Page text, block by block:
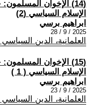
(14) الإخوان
الإسلام السياسي (2)
ابراهيم برسي
2025 / 9 / 28
العلمانية، الدين
(15) الإخوان
الإسلام السياسي ( 1 )
ابراهيم برسي
2025 / 9 / 23
العلمانية، الدين